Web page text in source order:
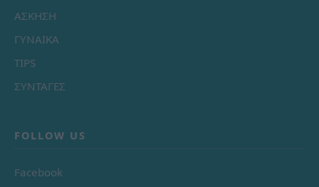
ΑΣΚΗΣΗ
ΓΥΝΑΙΚΑ
TIPS
ΣΥΝΤΑΓΕΣ
FOLLOW US
Facebook